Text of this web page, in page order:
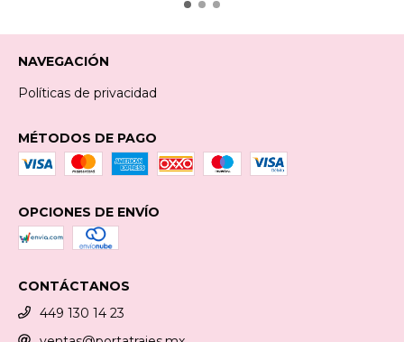
NAVEGACIÓN
Políticas de privacidad
MÉTODOS DE PAGO
OPCIONES DE ENVÍO
CONTÁCTANOS
449 130 14 23